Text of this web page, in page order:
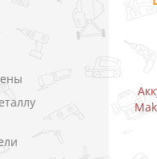
дрель-шуруповерт
/ CXT 10.8 В (2.0 А)